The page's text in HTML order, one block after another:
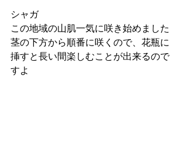
シャガ
この地域の山肌一気に咲き始めました
茎の下方から順番に咲くので、花瓶に
挿すと長い間楽しむことが出来るので
すよ